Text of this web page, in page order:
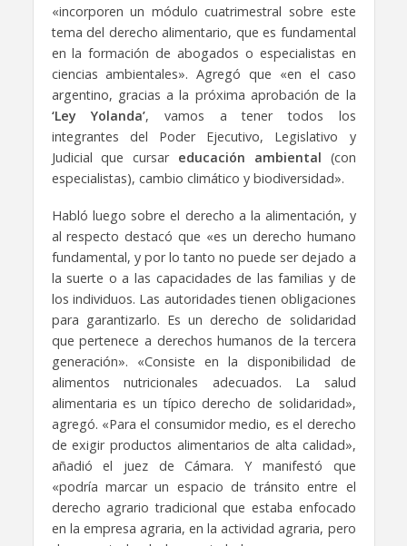
«incorporen un módulo cuatrimestral sobre este
tema del derecho alimentario, que es fundamental
en la formación de abogados o especialistas en
ciencias ambientales». Agregó que «en el caso
argentino, gracias a la próxima aprobación de la
‘Ley Yolanda’, vamos a tener todos los
integrantes del Poder Ejecutivo, Legislativo y
Judicial que cursar educación ambiental (con
especialistas), cambio climático y biodiversidad».
Habló luego sobre el derecho a la alimentación, y
al respecto destacó que «es un derecho humano
fundamental, y por lo tanto no puede ser dejado a
la suerte o a las capacidades de las familias y de
los individuos. Las autoridades tienen obligaciones
para garantizarlo. Es un derecho de solidaridad
que pertenece a derechos humanos de la tercera
generación». «Consiste en la disponibilidad de
alimentos nutricionales adecuados. La salud
alimentaria es un típico derecho de solidaridad»,
agregó. «Para el consumidor medio, es el derecho
de exigir productos alimentarios de alta calidad»,
añadió el juez de Cámara. Y manifestó que
«podría marcar un espacio de tránsito entre el
derecho agrario tradicional que estaba enfocado
en la empresa agraria, en la actividad agraria, pero